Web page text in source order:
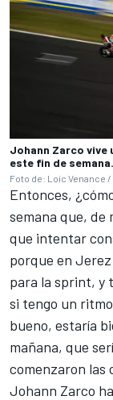
Johann Zarco vive
este fin de semana.
Foto de: Loic Venance /
Entonces,
semana que, de
que intentar
porque en
para la sprint, y
si tengo un
bueno, estaría
mañana, que
comenzaron las
Johann Zarco